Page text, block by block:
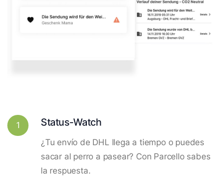
1 Status-Watch
¿Tu envío de DHL llega a tiempo o puedes
sacar al perro a pasear? Con Parcello sabes
la respuesta.